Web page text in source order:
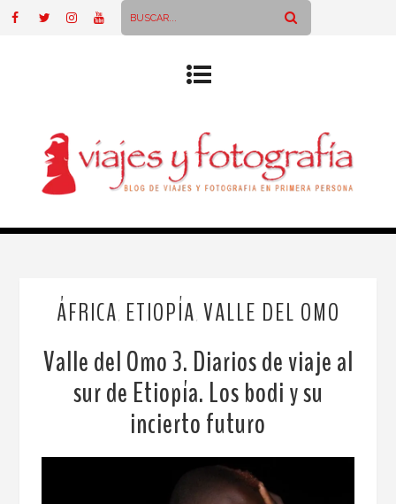
ÁFRICA ETIOPÍA VALLE DEL OMO
Valle del Omo 3. Diarios de viaje al
sur de Etiopía. Los bodi y su
incierto futuro